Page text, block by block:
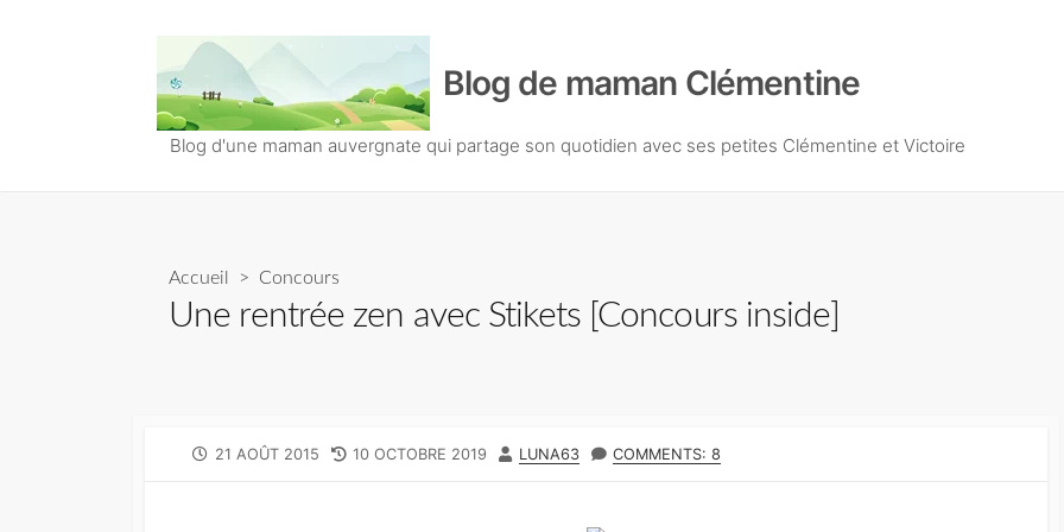
c
Blog de maman Clémentine
Blog d'une maman auvergnate qui partage son quotidien avec ses petites Clémentine et Victoire
Accueil > Concours
Une rentrée zen avec Stikets [Concours inside]
P
21 AOÛT 2015
L
10 OCTOBRE 2019
A
LUNA63 COMMENTS: 8